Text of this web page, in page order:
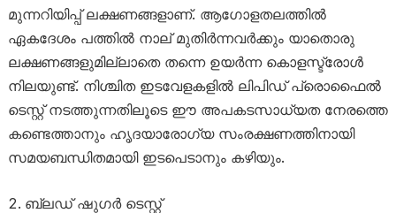
മുന്നറിയിപ്പ് ലക്ഷണങ്ങളാണ്. ആഗോളതലത്തിൽ
ഏകദേശം പത്തിൽ നാല് മുതിർന്നവർക്കും യാതൊരു
ലക്ഷണങ്ങളുമില്ലാതെ തന്നെ ഉയർന്ന കൊളസ്ട്രോൾ
നിലയുണ്ട്. നിശ്ചിത ഇടവേളകളിൽ ലിപിഡ് പ്രൊഫൈൽ
ടെസ്റ്റ് നടത്തുന്നതിലൂടെ ഈ അപകടസാധ്യത നേരത്തെ
കണ്ടെത്താനും ഹൃദയാരോഗ്യ സംരക്ഷണത്തിനായി
സമയബന്ധിതമായി ഇടപെടാനും കഴിയും.
ബ്ലഡ് ഷുഗർ ടെസ്റ്റ്